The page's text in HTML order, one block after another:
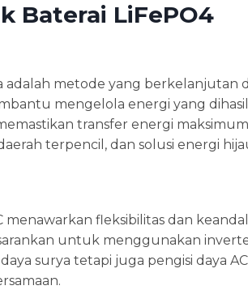
Baterai LiFePO4
adalah metode yang berkelanjutan
mengelola energi yang
transfer energi
terpencil, dan solusi energi
menawarkan fleksibilitas dan
untuk menggunakan
surya tetapi juga pengisi daya